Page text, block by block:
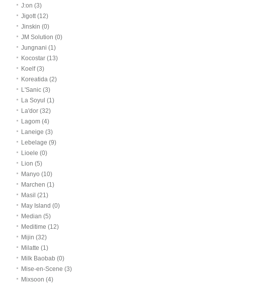
J:on (3)
Jigott (12)
Jinskin (0)
JM Solution (0)
Jungnani (1)
Kocostar (13)
Koelf (3)
Koreatida (2)
L'Sanic (3)
La Soyul (1)
La'dor (32)
Lagom (4)
Laneige (3)
Lebelage (9)
Lioele (0)
Lion (5)
Manyo (10)
Marchen (1)
Masil (21)
May Island (0)
Median (5)
Meditime (12)
Mijin (32)
Milatte (1)
Milk Baobab (0)
Mise-en-Scene (3)
Mixsoon (4)